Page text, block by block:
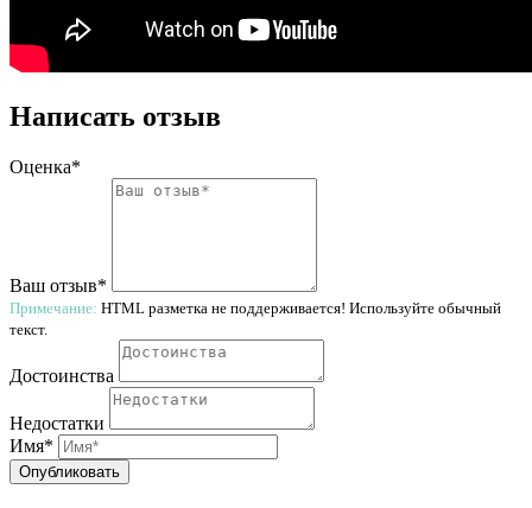
Написать отзыв
Оценка*
Ваш отзыв*
Примечание: HTML разметка не поддерживается! Используйте обычный
текст.
Достоинства
Недостатки
Имя*
Опубликовать